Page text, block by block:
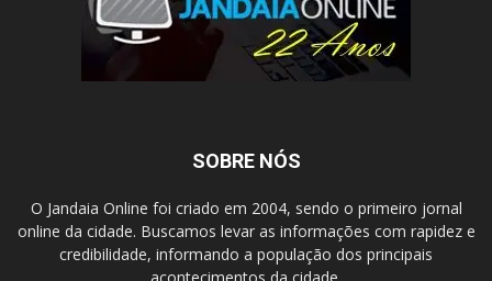
SOBRE NÓS
O Jandaia Online foi criado em 2004, sendo o primeiro jornal
online da cidade. Buscamos levar as informações com rapidez e
credibilidade, informando a população dos principais